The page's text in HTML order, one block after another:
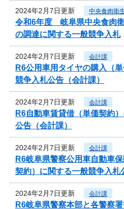
2024年2月7日更新 中央食肉衛
令和6年度 岐阜県中央食肉
の調達に関する一般競争入札
2024年2月7日更新 会計課
R6公用車用タイヤの購入（
競争入札公告（会計課）
2024年2月7日更新 会計課
R6自動車賃貸借（単価契約
公告（会計課）
2024年2月7日更新 会計課
R6岐阜県警察公用車自動車
契約）に関する一般競争入札
2024年2月7日更新 会計課
R6岐阜県警察本部と各警察